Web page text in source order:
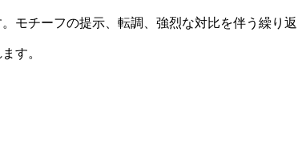
モチーフの提示、転調、強烈な対比を伴う繰り返
す。